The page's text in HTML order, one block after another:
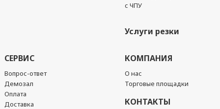
с ЧПУ
Услуги резки
СЕРВИС
Вопрос-ответ
Демозал
Оплата
Доставка
КОМПАНИЯ
О нас
Торговые площадки
КОНТАКТЫ